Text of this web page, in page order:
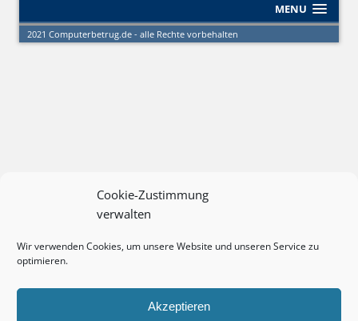
Cookie-Zustimmung
verwalten
Wir verwenden Cookies, um unsere Website und unseren Service zu
optimieren.
Akzeptieren
MENU
2021 Computerbetrug.de - alle Rechte vorbehalten